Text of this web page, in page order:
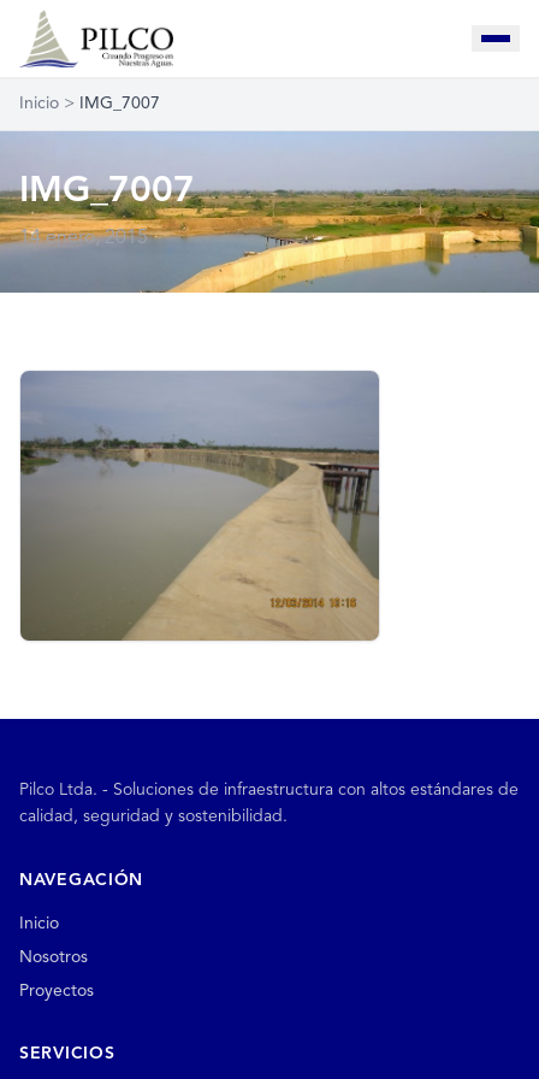
Inicio > IMG_7007
IMG_7007
14 enero, 2015
Pilco Ltda. - Soluciones de infraestructura con altos estándares de
calidad, seguridad y sostenibilidad.
NAVEGACIÓN
Inicio
Nosotros
Proyectos
SERVICIOS